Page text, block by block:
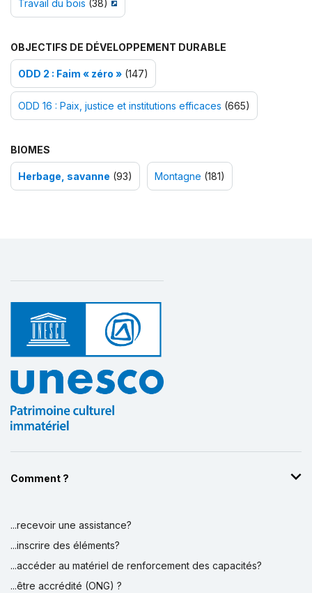
Travail du bois (38)
OBJECTIFS DE DÉVELOPPEMENT DURABLE
ODD 2 : Faim « zéro » (147)
ODD 16 : Paix, justice et institutions efficaces (665)
BIOMES
Herbage, savanne (93) Montagne (181)
Comment ?
...recevoir une assistance?
...inscrire des éléments?
...accéder au matériel de renforcement des capacités?
...être accrédité (ONG) ?